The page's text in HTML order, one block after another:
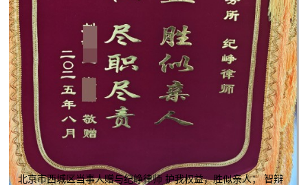
北京市西城区当事人赠与纪峥律师 护我权益，胜似亲人； 智辩